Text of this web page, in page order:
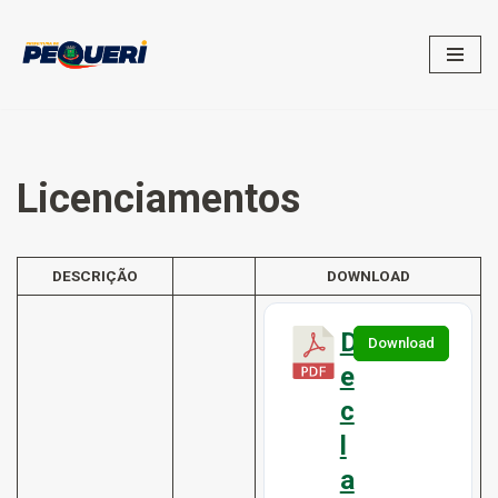
Pular
Licenciamentos
DESCRIÇÃO DOWNLOAD
D
e
c
a
Download